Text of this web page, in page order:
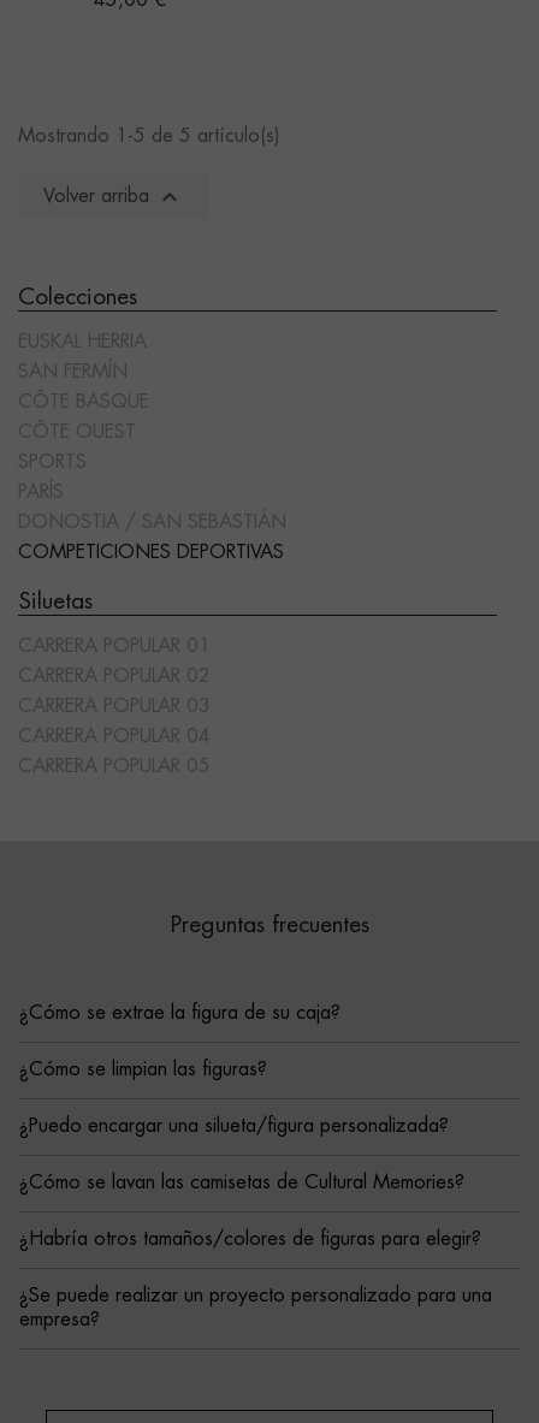
Colecciones
EUSKAL HERRIA
SAN FERMÍN
CÔTE BASQUE
CÔTE OUEST
SPORTS
PARÍS
DONOSTIA / SAN SEBASTIÁN
COMPETICIONES DEPORTIVAS
Siluetas
CARRERA POPULAR 01
CARRERA POPULAR 02
CARRERA POPULAR 03
CARRERA POPULAR 04
CARRERA POPULAR 05
Mostrando 1-5 de 5 artículo(s)
Volver arriba 
Preguntas frecuentes
¿Cómo se extrae la figura de su caja?
¿Cómo se limpian las figuras?
¿Puedo encargar una silueta/figura personalizada?
¿Cómo se lavan las camisetas de Cultural Memories?
¿Habría otros tamaños/colores de figuras para elegir?
¿Se puede realizar un proyecto personalizado para una
empresa?